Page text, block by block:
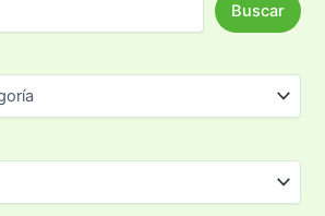
Buscar